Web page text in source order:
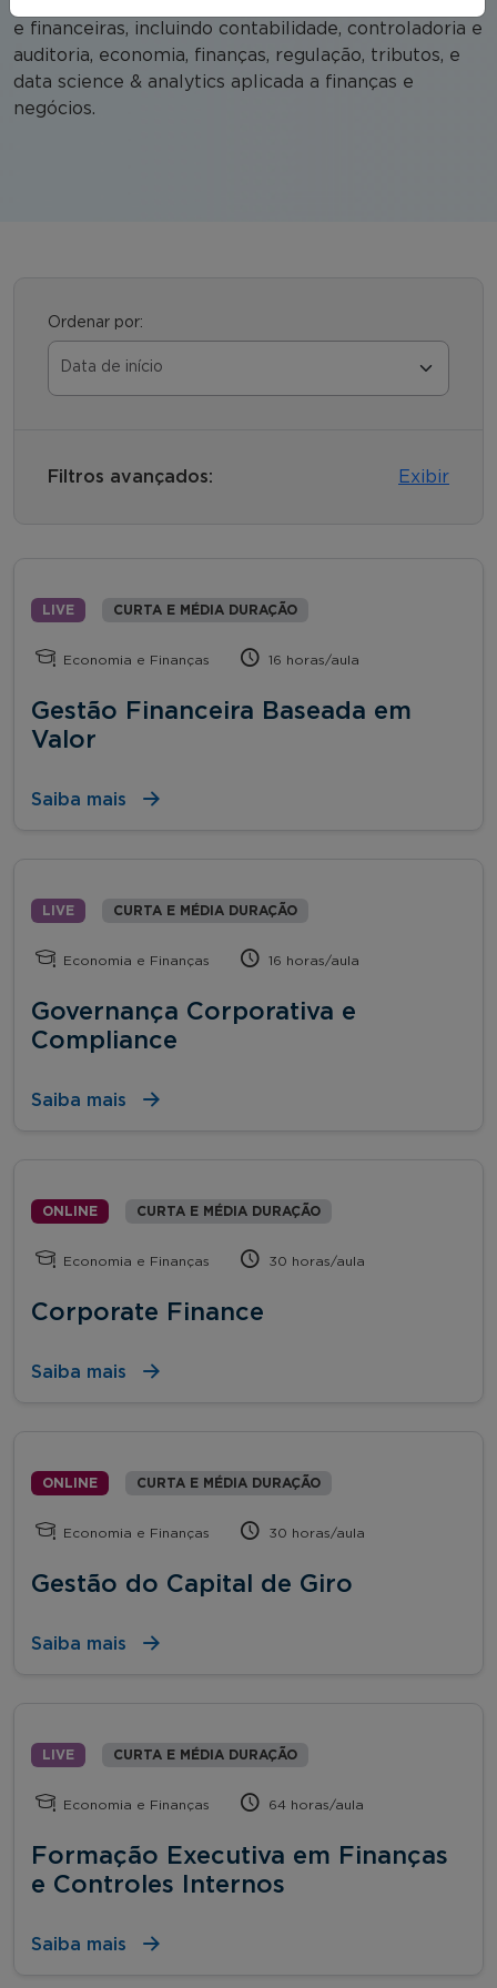
e financeiras, incluindo contabilidade, controladoria e
auditoria, economia, finanças, regulação, tributos, e
data science & analytics aplicada a finanças e
negócios.
Ordenar por:
Filtros avançados: Exibir
LIVE CURTA E MÉDIA DURAÇÃO
Economia e Finanças 16 horas/aula
Gestão Financeira Baseada em
Valor
Saiba mais
LIVE CURTA E MÉDIA DURAÇÃO
Economia e Finanças 16 horas/aula
Governança Corporativa e
Compliance
Saiba mais
ONLINE CURTA E MÉDIA DURAÇÃO
Economia e Finanças 30 horas/aula
Corporate Finance
Saiba mais
ONLINE CURTA E MÉDIA DURAÇÃO
Economia e Finanças 30 horas/aula
Gestão do Capital de Giro
Saiba mais
LIVE CURTA E MÉDIA DURAÇÃO
Economia e Finanças 64 horas/aula
Formação Executiva em Finanças
e Controles Internos
Saiba mais